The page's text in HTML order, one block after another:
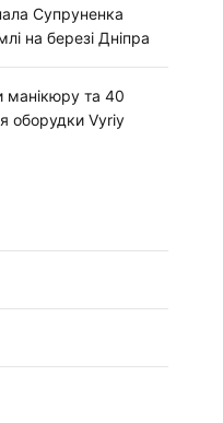
Супруненка
на березі Дніпра
манікюру та 40
оборудки Vyriy